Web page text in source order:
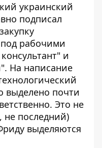
украинский
подписал
под рабочими
и
На написание
выделено почти
Это не
не последний)
выделяются